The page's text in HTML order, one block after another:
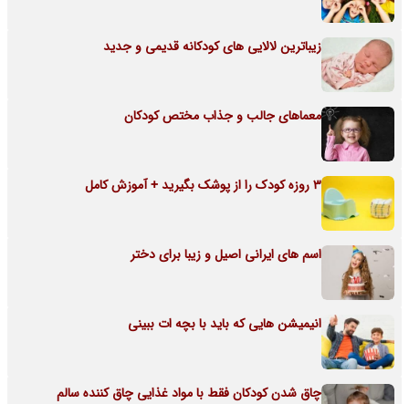
زیباترین لالایی های کودکانه قدیمی و جدید
معماهای جالب و جذاب مختص کودکان
3 روزه کودک را از پوشک بگیرید + آموزش کامل
اسم های ایرانی اصیل و زیبا برای دختر
انیمیشن هایی که باید با بچه ات ببینی
چاق شدن کودکان فقط با مواد غذایی چاق کننده سالم